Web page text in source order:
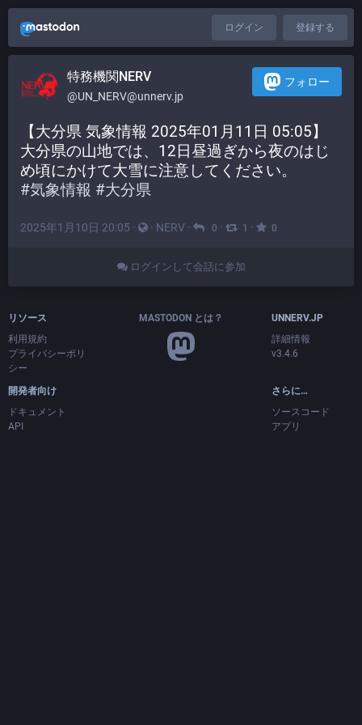
ログイン 登録する
特務機関NERV
@UN_NERV@unnerv.jp
フォロー
【大分県 気象情報 2025年01月11日 05:05】
大分県の山地では、12日昼過ぎから夜のはじ
め頃にかけて大雪に注意してください。
#気象情報 #大分県
2025年1月10日 20:05 · · NERV · 0 · 1 · 0
ログインして会話に参加
リソース
利用規約
プライバシーポリ
シー
開発者向け
ドキュメント
API
MASTODON とは？
UNNERV.JP
詳細情報
v3.4.6
さらに…
ソースコード
アプリ